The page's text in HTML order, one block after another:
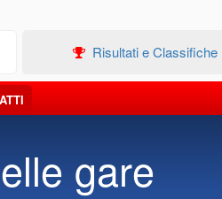
Edilizia
Risultati e Classifiche
gare